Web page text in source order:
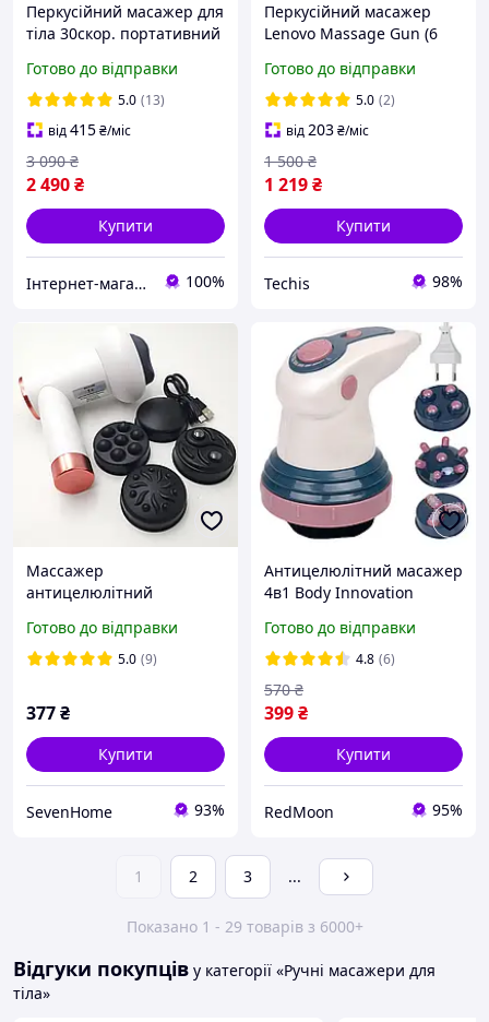
Перкусійний масажер для
тіла 30скор. портативний
електромассажер
Готово до відправки
5.0 (13)
від415₴/міс
2 490₴
3 090 ₴
Купити
Інтернет-магазин "PrimeZone" 100%
Перкусійний масажер
Lenovo Massage Gun (6
мАг, кейс, білий)
Готово до відправки
5.0 (2)
від203₴/міс
1 219₴
1 500 ₴
Купити
Techis 98%
Массажер
антицелюлітний
рук Deep Rolling
Massager UKC SL-630
Готово до відправки
5.0 (9)
377₴
Купити
SevenHome 93%
Антицелюлітний масажер
4в1 Body Innovation
Ручний масажер для тіла
/ Вібромасажер
Готово до відправки
4.8 (6)
399₴
570 ₴
Купити
RedMoon 95%
1 2 3 ...
Показано 1 - 29 товарів з 6000+
Відгуки покупців у категорії «Ручні масажери для
тіла»